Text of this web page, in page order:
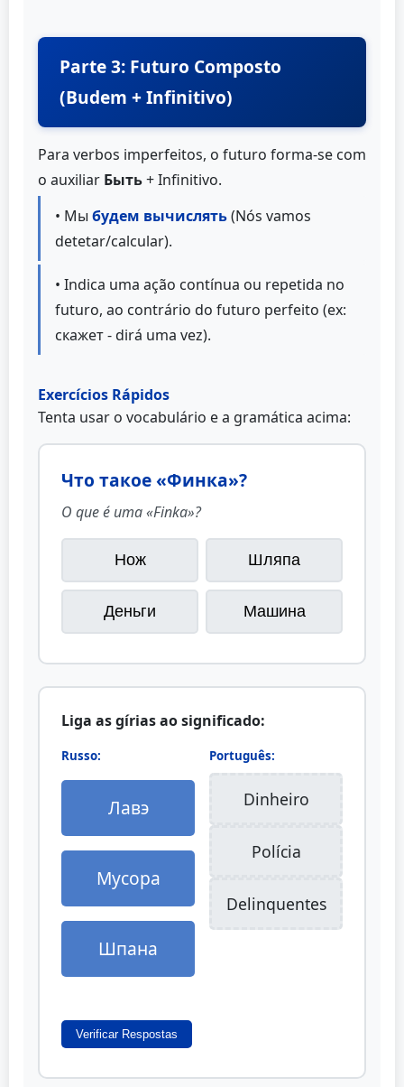
Parte 3: Futuro Composto
(Budem + Infinitivo)
Para verbos imperfeitos, o futuro forma-se com
o auxiliar Быть+ Infinitivo.
• Мы будем вычислять(Nós vamos
detetar/calcular).
• Indica uma ação contínua ou repetida no
futuro, ao contrário do futuro perfeito (ex:
скажет - dirá uma vez).
Exercícios Rápidos
Tenta usar o vocabulário e a gramática acima:
Что такое «Финка»?
O que é uma «Finka»?
Нож Шляпа
Деньги Машина
Liga as gírias ao significado:
Russo:
Лавэ
Мусора
Шпана
Português:
Dinheiro
Polícia
Delinquentes
Verificar Respostas